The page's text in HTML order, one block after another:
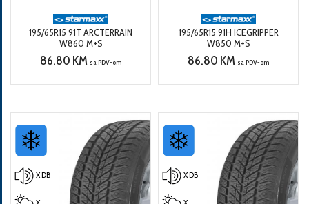
195/65R15 91T ARCTERRAIN
W860 M+S
86.80 KM sa PDV-om
195/65R15 91H ICEGRIPPER
W850 M+S
86.80 KM sa PDV-om
X DB X DB